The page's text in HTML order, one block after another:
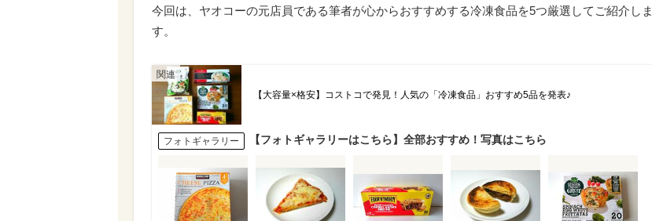
今回は、ヤオコーの元店員である筆者が心からおすすめする冷凍食品を5つ厳選してご紹介しま
す。
【大容量×格安】コストコで発見！人気の「冷凍食品」おすすめ5品を発表♪
フォトギャラリー 【フォトギャラリーはこちら】全部おすすめ！写真はこちら